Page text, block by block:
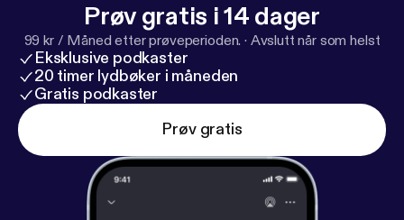
Prøv gratis i 14 dager
99 kr / Måned etter prøveperioden. · Avslutt når som helst
Eksklusive podkaster
20 timer lydbøker i måneden
Gratis podkaster
Prøv gratis